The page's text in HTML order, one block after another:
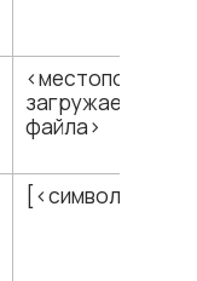
загружаемого
файла​>
[<​символ​>]